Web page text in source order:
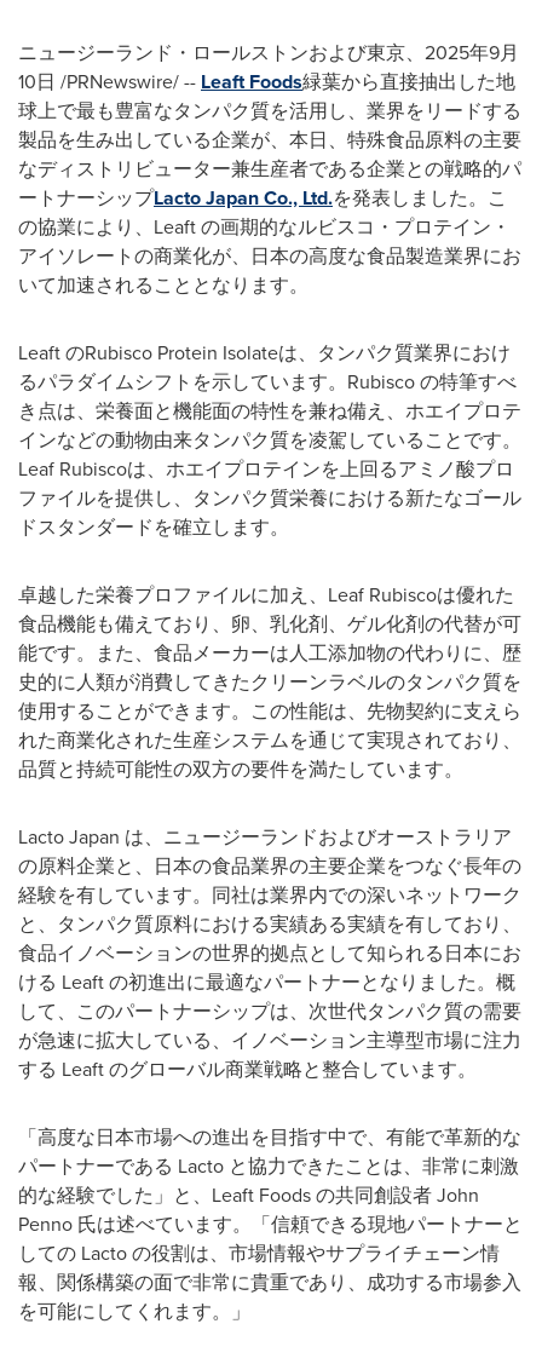
ニュージーランド・ロールストンおよび東京、 2025年9月
10日 /PRNewswire/ -- Leaft Foods緑葉から直接抽出した地
球上で最も豊富なタンパク質を活用し、業界をリードする
製品を生み出している企業が、本日、特殊食品原料の主要
なディストリビューター兼生産者である企業との戦略的パ
ートナーシップLacto Japan Co., Ltd.を発表しました。こ
の協業により、 Leaftの画期的なルビスコ・プロテイン・
アイソレートの商業化が、日本の高度な食品製造業界にお
いて加速されることとなります。
LeaftのRubisco Protein Isolateは、タンパク質業界におけ
るパラダイムシフトを示しています。 Rubiscoの特筆すべ
き点は、栄養面と機能面の特性を兼ね備え、ホエイプロテ
インなどの動物由来タンパク質を凌駕していることです。
Leaf Rubiscoは、ホエイプロテインを上回るアミノ酸プロ
ファイルを提供し、タンパク質栄養における新たなゴール
ドスタンダードを確立します。
卓越した栄養プロファイルに加え、 Leaf Rubiscoは優れた
食品機能も備えており、卵、乳化剤、ゲル化剤の代替が可
能です。また、食品メーカーは人工添加物の代わりに、歴
史的に人類が消費してきたクリーンラベルのタンパク質を
使用することができます。この性能は、先物契約に支えら
れた商業化された生産システムを通じて実現されており、
品質と持続可能性の双方の要件を満たしています。
Lacto Japan は、ニュージーランドおよびオーストラリア
の原料企業と、日本の食品業界の主要企業をつなぐ長年の
経験を有しています。同社は業界内での深いネットワーク
と、タンパク質原料における実績ある実績を有しており、
食品イノベーションの世界的拠点として知られる日本にお
ける Leaftの初進出に最適なパートナーとなりました。概
して、このパートナーシップは、次世代タンパク質の需要
が急速に拡大している、イノベーション主導型市場に注力
する Leaftのグローバル商業戦略と整合しています。
「高度な日本市場への進出を目指す中で、有能で革新的な
パートナーである Lacto と協力できたことは、非常に刺激
的な経験でした」と、 Leaft Foodsの共同創設者John
Penno 氏は述べています。「信頼できる現地パートナーと
しての Lactoの役割は、市場情報やサプライチェーン情
報、関係構築の面で非常に貴重であり、成功する市場参入
を可能にしてくれます。」